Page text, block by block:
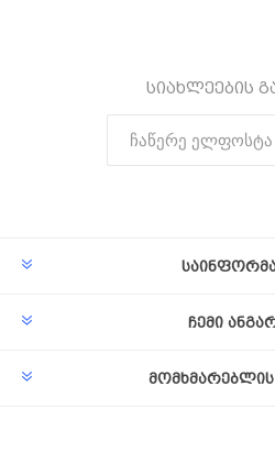
სიახლეების
ჩემი
მომხმარებლის